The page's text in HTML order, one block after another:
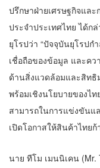
ปรึกษาฝ่ายเศรษฐกิจแล
ประจำประเทศไทย ได้ก
ยุโรปว่า “ปัจจุบันยุโรป
เชื่อถือของข้อมูล และค
ด้านสิ่งแวดล้อมและสิทธิ
พร้อมเชิงนโยบายของไ
สามารถในการแข่งขันแ
เปิดโอกาสให้สินค้าไทย
นาย ทีโม เมนนิเคน (Mr.